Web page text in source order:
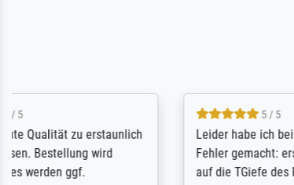
Die Zufriedenheit ist auch nicht dadurch
getrübt, dass das Bild entgegen einer
angegebenen Lieferanschrift (sollte